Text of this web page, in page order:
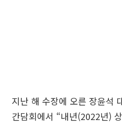
지난 해 수장에 오른 장윤석
간담회에서 “내년(2022년)